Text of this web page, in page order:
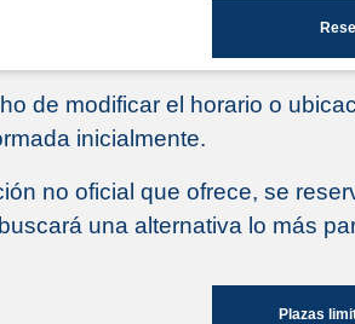
de modificar el horario o
inicialmente.
no oficial que ofrece, se
una alternativa lo más
Plazas